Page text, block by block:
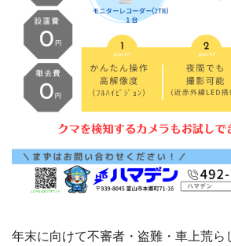
年末に向けて不審者・盗難・車上荒ら